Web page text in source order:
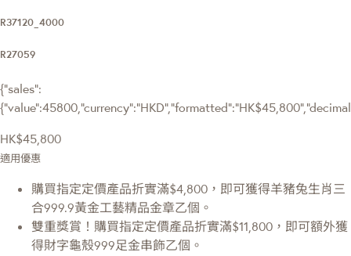
R37120_4000
R27059
{"sales":
HK$45,800
適用優惠
購買指定定價產品折實滿$4,800，即可獲得羊豬兔生肖三
合999.9黃金工藝精品金章乙個。
雙重獎賞！購買指定定價產品折實滿$11,800，即可額外獲
得財字龜殼999足金串飾乙個。